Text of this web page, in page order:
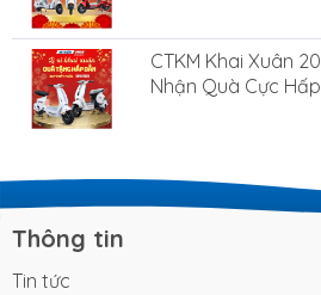
CTKM Khai Xuân
Nhận Quà Cực
Thông tin
Tin tức